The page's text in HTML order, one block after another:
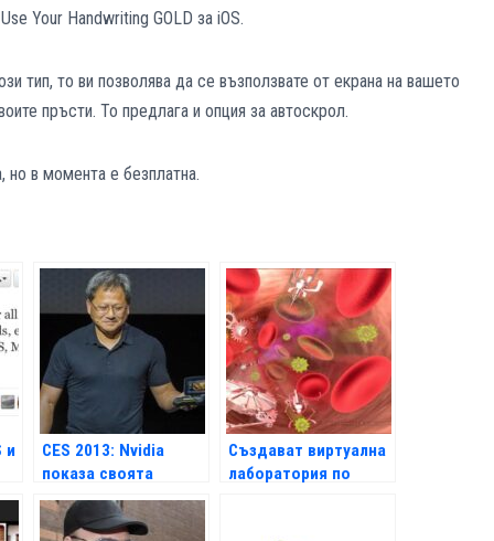
Your Handwriting GOLD за iOS.
тип, то ви позволява да се възползвате от екрана на вашето
пръсти. То предлага и опция за автоскрол.
но в момента е безплатна.
и
CES 2013: Nvidia
показа своята
Android конзола
Shield
Създават виртуална
лаборатория по